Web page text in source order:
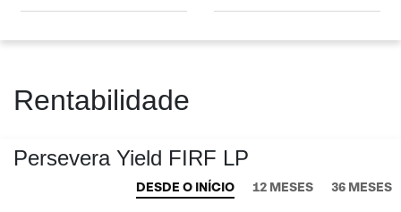
Rentabilidade
Persevera Yield FIRF LP
DESDE O INÍCIO 12 MESES 36 MESES